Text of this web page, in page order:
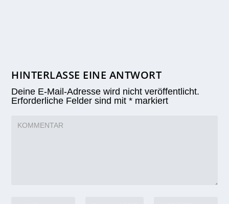
HINTERLASSE EINE ANTWORT
Deine E-Mail-Adresse wird nicht veröffentlicht.
Erforderliche Felder sind mit* markiert